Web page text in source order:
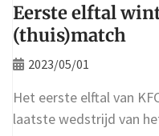
Eerste elftal
(thuis)match
2023/05/01
Het eerste elftal van
laatste wedstrijd van